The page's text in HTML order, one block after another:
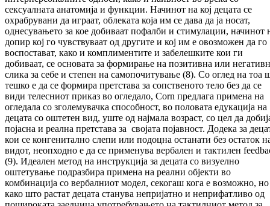
сексуалната анатомија и функции. Начинот на кој децата се
охрабрувани да играат, облеката која им се дава да ја носат,
однесувањето за кое добиваат пофалби и стимулации, начинот
допир кој го чувствуваат од другите и кој им е овозможен да го
воспостават, како и комплиментите и забелешките кои ги
добиваат, се основата за формирање на позитивна или
слика за себе и степен на самопочитување (8). Со оглед на тоа
тешко е да се формира претстава за сопственото тело без да се
види телесниот приказ во огледало, Corn предлага примена на
огледала со зголемувачка способност, во половата едукација на
децата со оштетен вид, уште од најмала возраст, со цел да
појасна и реална претстава за својата појавност. Додека за
кои се конгенитално слепи или подоцна останати без остаток
видот, неопходно е да се применува вербален и тактилен
(9). Идеален метод на инструкција за децата со визуелно
оштетување подразбира примена на реални објекти во
комбинација со вербалниот модел, секогаш кога е возможно, но
како што растат децата станува непријатно и неприфатливо од